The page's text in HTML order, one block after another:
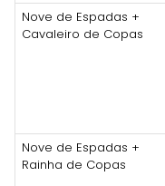
Nove de Espadas +
Cavaleiro de Copas
Nove de Espadas +
Rainha de Copas